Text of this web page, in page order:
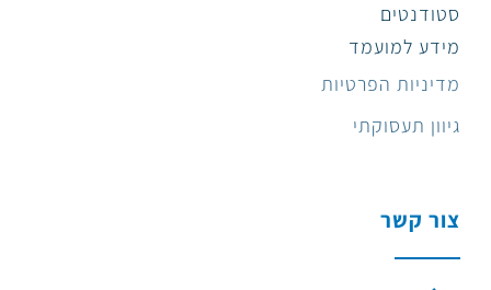
סטודנטים
מידע למועמד
מדיניות הפרטיות
גיוון תעסוקתי
צור קשר